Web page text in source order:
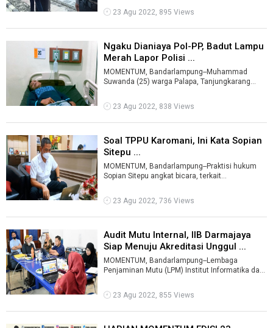
Univer ...
23 Agu 2022, 895 Views
Ngaku Dianiaya Pol-PP, Badut Lampu
Merah Lapor Polisi ...
MOMENTUM, Bandarlampung--Muhammad
Suwanda (25) warga Palapa, Tanjungkarang
Bandarlampu ...
23 Agu 2022, 838 Views
Soal TPPU Karomani, Ini Kata Sopian
Sitepu ...
MOMENTUM, Bandarlampung--Praktisi hukum
Sopian Sitepu angkat bicara, terkait
23 Agu 2022, 736 Views
Audit Mutu Internal, IIB Darmajaya
Siap Menuju Akreditasi Unggul ...
MOMENTUM, Bandarlampung--Lembaga
Penjaminan Mutu (LPM) Institut Informatika dan
...
23 Agu 2022, 855 Views